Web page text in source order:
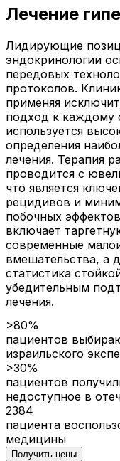
Лечение
Лидирующие
эндокринологии
передовых
протоколов.
применяя
подход к каждому
используется
определения
лечения. Терапия
проводится с
что является
рецидивов и
побочных
включает
современные
вмешательства, а
статистика
убедительным
лечения.
>80%
пациентов
израильского
>30%
пациентов
недоступное в
2384
пациента
медицины
Получить цены